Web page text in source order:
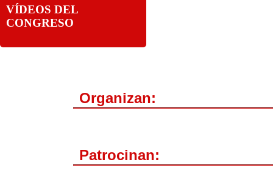
VÍDEOS DEL
CONGRESO
Organizan:
Patrocinan: